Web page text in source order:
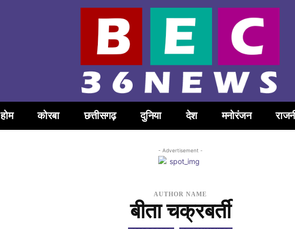
होम कोरबा छत्तीसगढ़ दुनिया देश मनोरंजन
- Advertisement -
AUTHOR NAME
बीता चक्रबर्ती